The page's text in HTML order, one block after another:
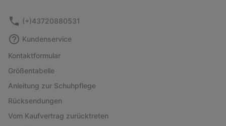
(+)43720880531
Kundenservice
Kontaktformular
Größentabelle
Anleitung zur Schuhpflege
Rücksendungen
Vom Kaufvertrag zurücktreten